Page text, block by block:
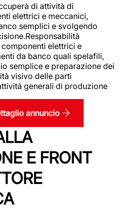
di attività di
elettrici e meccanici,
semplici e svolgendo
elettrici e
da banco quali spelafili,
semplice e preparazione dei
visivo delle parti
generali di produzione
annuncio
E FRONT